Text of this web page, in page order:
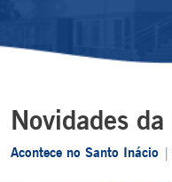
Novidades
Acontece no Santo Inácio |